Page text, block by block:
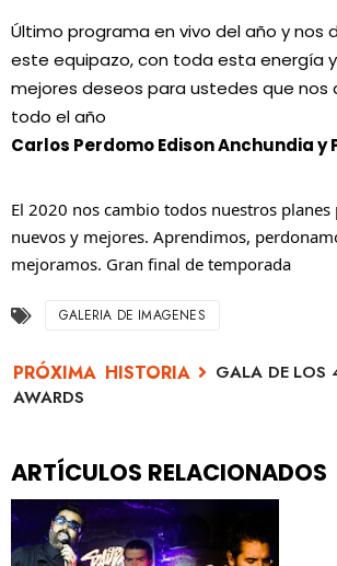
Último programa en vivo del año y nos
este equipazo, con toda esta energía
mejores deseos para ustedes que nos
todo el año
Carlos Perdomo Edison Anchundia y
El 2020 nos cambio todos nuestros
nuevos y mejores. Aprendimos,
mejoramos. Gran final de temporada
GALERIA DE IMAGENES
GALA DE LOS
AWARDS